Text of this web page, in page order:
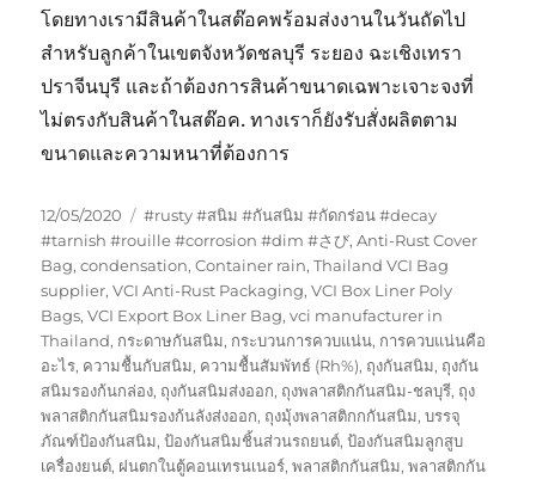
โดยทางเรามีสินค้าในสต๊อคพร้อมส่งงานในวันถัดไป
สำหรับลูกค้าในเขตจังหวัดชลบุรี ระยอง ฉะเชิงเทรา
ปราจีนบุรี และถ้าต้องการสินค้าขนาดเฉพาะเจาะจงที่
ไม่ตรงกับสินค้าในสต๊อค. ทางเราก็ยังรับสั่งผลิตตาม
ขนาดและความหนาที่ต้องการ
Posted
on
12/05/2020 Tags
#rusty #สนิม #กันสนิม #กัดกร่อน #decay
#tarnish #rouille #corrosion #dim #さび,Anti-Rust Cover
Bag,condensation,Container rain,Thailand VCI Bag
supplier,VCI Anti-Rust Packaging,VCI Box Liner Poly
Bags,VCI Export Box Liner Bag,vci manufacturer in
Thailand, กระดาษกันสนิม, กระบวนการควบแน่น, การควบแน่นคือ
อะไร, ความชื้นกับสนิม, ความชื้นสัมพัทธ์ (Rh%), ถุงกันสนิม, ถุงกัน
สนิมรองก้นกล่อง, ถุงกันสนิมส่งออก, ถุงพลาสติกกันสนิม-ชลบุรี, ถุง
พลาสติกกันสนิมรองก้นลังส่งออก, ถุงมุ้งพลาสติกกกันสนิม,บรรจุ
ภัณฑ์ป้องกันสนิม,ป้องกันสนิมชิ้นส่วนรถยนต์,ป้องกันสนิมลูกสูบ
เครื่องยนต์, ฝนตกในตู้คอนเทรนเนอร์,พลาสติกกันสนิม,พลาสติกกัน